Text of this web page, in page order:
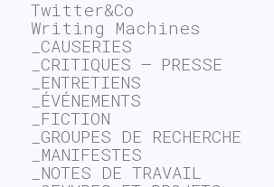
Twitter&Co
Writing Machines
_CAUSERIES
_CRITIQUES – PRESSE
_ENTRETIENS
_ÉVÉNEMENTS
_FICTION
_GROUPES DE RECHERCHE
_MANIFESTES
_NOTES DE TRAVAIL